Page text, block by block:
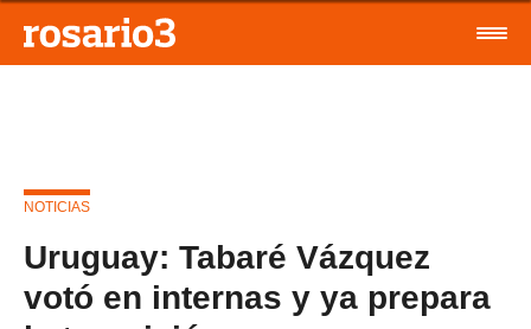
NOTICIAS
Uruguay: Tabaré Vázquez
votó en internas y ya prepara